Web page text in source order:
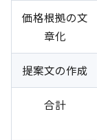
価格根拠の文
章化
提案文の作成
合計